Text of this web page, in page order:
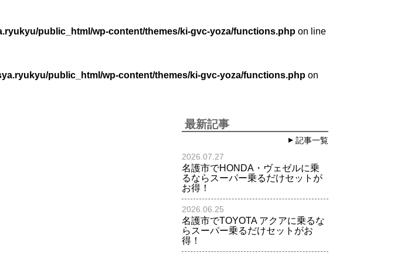
public_html/wp-content/themes/ki-gvc-yoza/functions.php on line
public_html/wp-content/themes/ki-gvc-yoza/functions.php on
最新記事
記事一覧
2026.07.27
名護市でHONDA・ヴェゼルに乗
るならスーパー乗るだけセットが
お得！
2026.06.25
名護市でTOYOTA アクアに乗るな
らスーパー乗るだけセットがお
得！